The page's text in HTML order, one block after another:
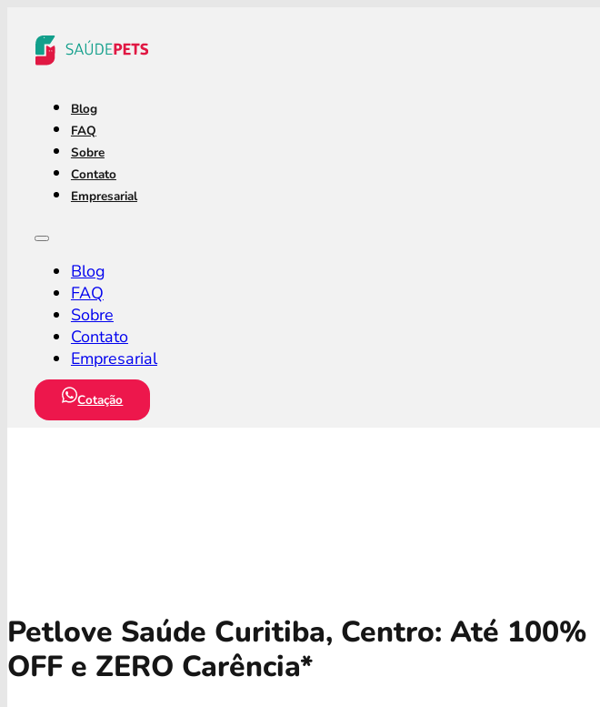
Blog
FAQ
Sobre
Contato
Empresarial
Blog
FAQ
Sobre
Contato
Empresarial
Cotação
Petlove Saúde Curitiba, Centro: Até 100%
OFF e ZERO Carência*